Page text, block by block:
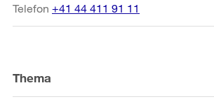
Telefon +41 44 411 91 11
Thema